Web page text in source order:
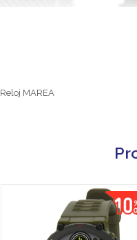
Reloj MAREA